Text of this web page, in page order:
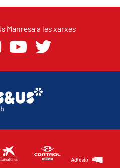
Manresa a les xarxes